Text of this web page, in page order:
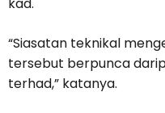
kad.
“Siasatan teknikal
tersebut berpunca
terhad,” katanya.